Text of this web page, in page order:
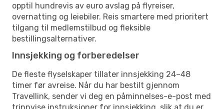
opptil hundrevis av euro avslag på flyreiser,
overnatting og leiebiler. Reis smartere med prioritert
tilgang til medlemstilbud og fleksible
bestillingsalternativer.
Innsjekking og forberedelser
De fleste flyselskaper tillater innsjekking 24–48
timer før avreise. Når du har bestilt gjennom
Travellink, sender vi deg en påminnelses-e-post med